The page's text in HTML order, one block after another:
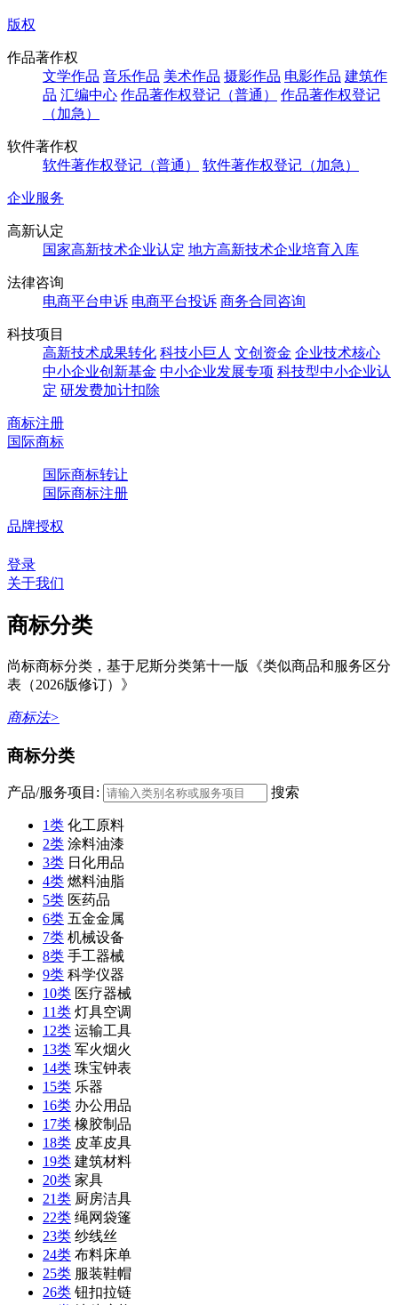
版权
作品著作权
文学作品 音乐作品 美术作品 摄影作品 电影作品 建筑作
品 汇编中心 作品著作权登记（普通）
作品著作权登记
（加急）
软件著作权
软件著作权登记（普通）
软件著作权登记（加急）
企业服务
高新认定
国家高新技术企业认定 地方高新技术企业培育入库
法律咨询
电商平台申诉 电商平台投诉 商务合同咨询
科技项目
高新技术成果转化 科技小巨人 文创资金 企业技术核心
中小企业创新基金 中小企业发展专项 科技型中小企业认
定 研发费加计扣除
商标注册
国际商标
国际商标转让
国际商标注册
品牌授权
登录
关于我们
商标分类
尚标商标分类，基于尼斯分类第十一版《类似商品和服务区分
表（2026版修订）》
商标法>
商标分类
产品/服务项目: 搜索
1类 化工原料
2类 涂料油漆
3类 日化用品
4类 燃料油脂
5类 医药品
6类 五金金属
7类 机械设备
8类 手工器械
9类 科学仪器
10类 医疗器械
11类 灯具空调
12类 运输工具
13类 军火烟火
14类 珠宝钟表
15类 乐器
16类 办公用品
17类 橡胶制品
18类 皮革皮具
19类 建筑材料
20类 家具
21类 厨房洁具
22类 绳网袋篷
23类 纱线丝
24类 布料床单
25类 服装鞋帽
26类 钮扣拉链